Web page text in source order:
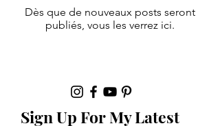
Dès que de nouveaux posts seront
publiés, vous les verrez ici.
Sign Up For My Latest